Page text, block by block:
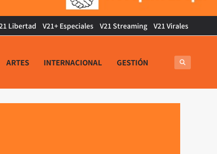
Libertad V21+ Especiales V21 Streaming V21 Virales
ARTES INTERNACIONAL GESTIÓN